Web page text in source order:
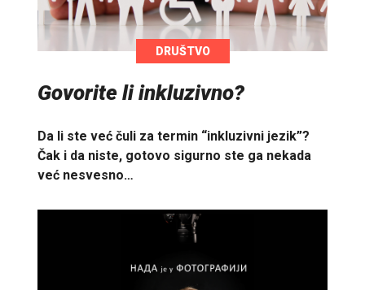
DRUŠTVO
Govorite li inkluzivno?
Da li ste već čuli za termin “inkluzivni jezik”?
Čak i da niste, gotovo sigurno ste ga nekada
već nesvesno…